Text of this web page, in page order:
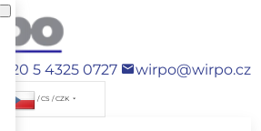
+420 5 4325 0727 wirpo@wirpo.cz
/ CS / CZK